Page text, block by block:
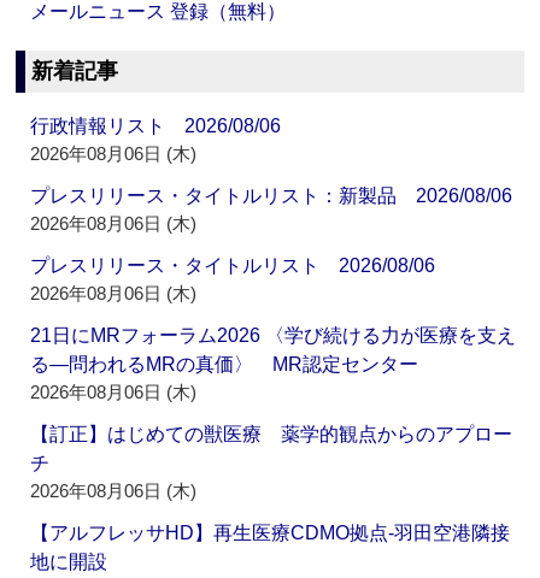
メールニュース 登録（無料）
新着記事
行政情報リスト 2026/08/06
2026年08月06日 (木)
プレスリリース・タイトルリスト：新製品 2026/08/06
2026年08月06日 (木)
プレスリリース・タイトルリスト 2026/08/06
2026年08月06日 (木)
21日にMRフォーラム2026 〈学び続ける力が医療を支え
る―問われるMRの真価〉 MR認定センター
2026年08月06日 (木)
【訂正】はじめての獣医療 薬学的観点からのアプロー
チ
2026年08月06日 (木)
【アルフレッサHD】再生医療CDMO拠点‐羽田空港隣接
地に開設